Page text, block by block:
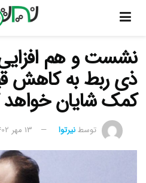
نشست و هم
ذی ربط به کاهش
کمک شایان خواهد
توسطنیرتوا 13 مهر 1402